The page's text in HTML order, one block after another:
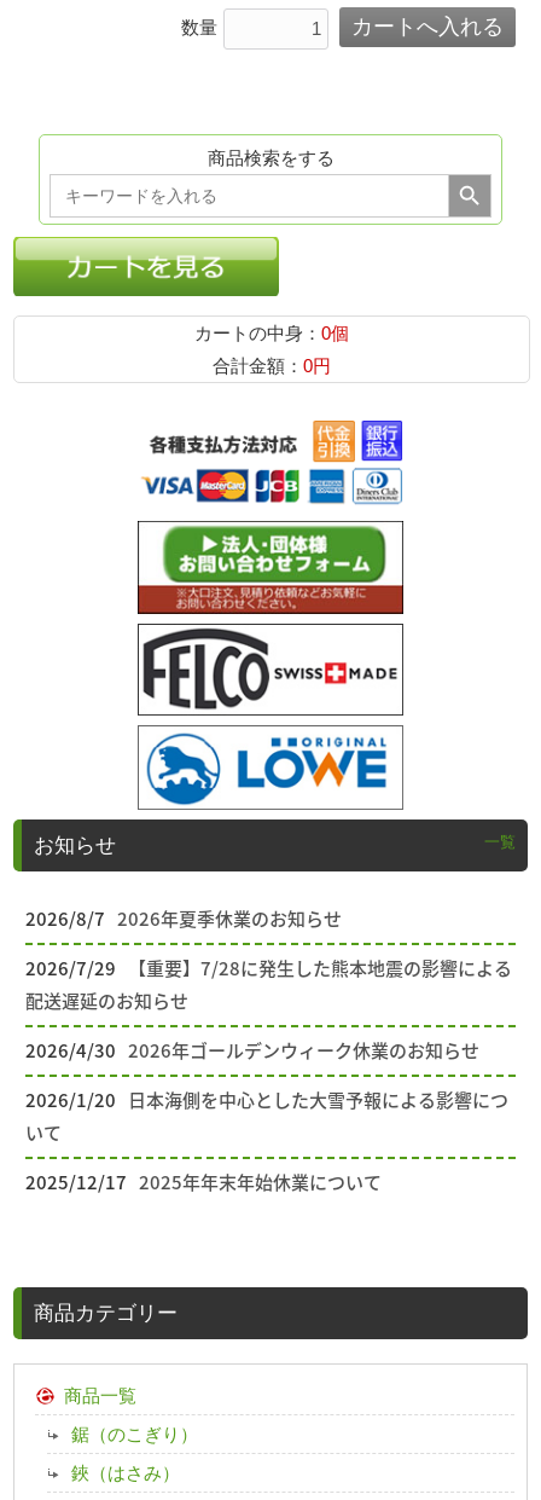
数量
商品検索をする
Search
for:
Search Button
カートの中身： 0個
合計金額： 0円
お知らせ 一覧
2026/8/7 2026年夏季休業のお知らせ
2026/7/29
【重要】7/28に発生した熊本地震の影響による
配送遅延のお知らせ
2026/4/30 2026年ゴールデンウィーク休業のお知らせ
2026/1/20
日本海側を中心とした大雪予報による影響につ
いて
2025/12/17 2025年年末年始休業について
商品カテゴリー
商品一覧
鋸（のこぎり）
鋏（はさみ）